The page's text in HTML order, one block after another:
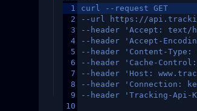
1
2
3
4
5
6
7
8
9
10
curl --request GET
--url https://
--header 'Accept: text/
--header 'Accept-
--header 'Content-
--header 'Cache-Control:
--header 'Host:
--header 'Connection:
--header 'Tracking-Api-